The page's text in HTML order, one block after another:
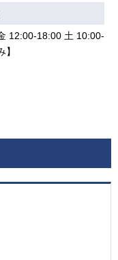
12:00-18:00 土 10:00-